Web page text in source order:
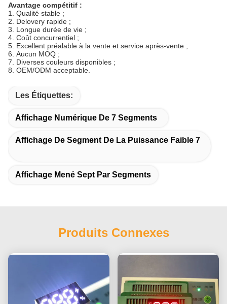
Avantage compétitif :
1. Qualité stable ;
2. Delovery rapide ;
3. Longue durée de vie ;
4. Coût concurrentiel ;
5. Excellent préalable à la vente et service après-vente ;
6. Aucun MOQ ;
7. Diverses couleurs disponibles ;
8. OEM/ODM acceptable.
Les Étiquettes:
Affichage Numérique De 7 Segments
Affichage De Segment De La Puissance Faible 7
Affichage Mené Sept Par Segments
Produits Connexes